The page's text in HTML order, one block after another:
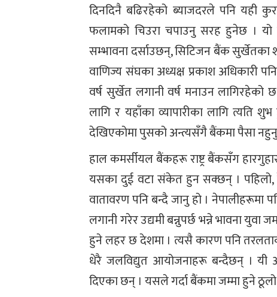
दिनदिनै बढिरहेको ब्याजदरले पनि यही
फलामको चिउरा चपाउनु सरह हुनेछ ।
सम्भावना दर्साउछन्, सिटिजन बैंक सुर्खेतका
वाणिज्य संघका अध्यक्ष प्रकाश अधिकारी
वर्ष सुर्खेत लगानी वर्ष मनाउन
लागि र यहाँका व्यापारीका लागि त्यति
देखिएकोमा पुसको अन्त्यसँगै बैंकमा पैसा
हाल कमर्सीयल बैंकहरू राष्ट्र बैंकसँग
यसका दुई वटा संकेत हुन सक्छन् । पहिलो,
वातावरण पनि बन्दै जानु हो । नेपालीहरूमा
लगानी गरेर उद्यमी बन्नुपर्छ भन्ने भावना
हुने लहर छ देशमा । त्यसै कारण पनि
धेरै जलविद्युत आयोजनाहरू बन्दैछन् । यी
दिएका छन् । यसले गर्दा बैंकमा जम्मा हुने